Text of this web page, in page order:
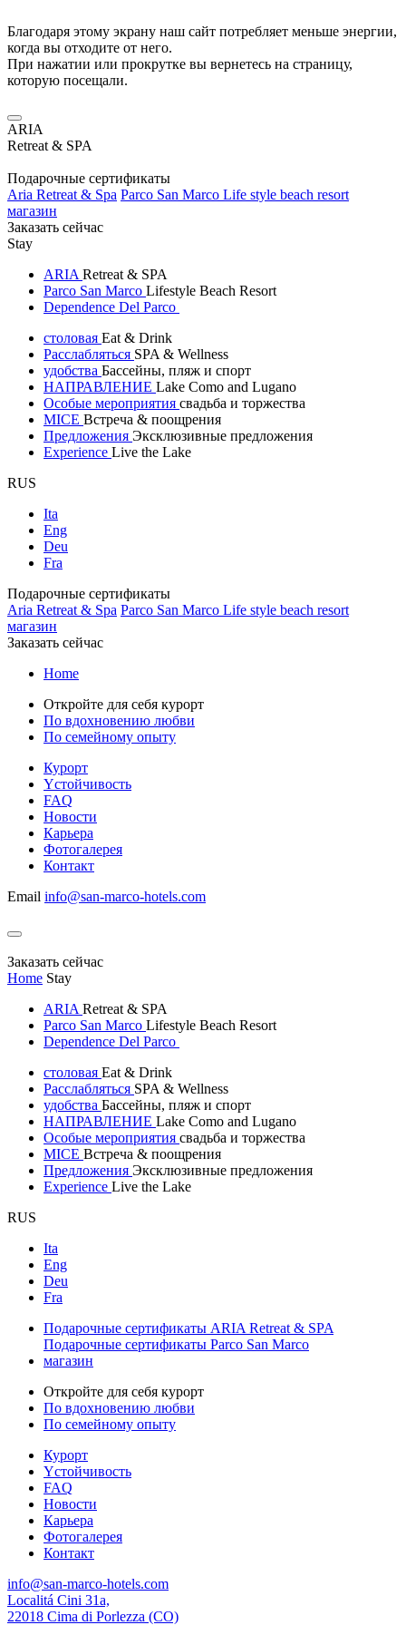
Благодаря этому экрану наш сайт потребляет меньше энергии,
когда вы отходите от него.
При нажатии или прокрутке вы вернетесь на страницу,
которую посещали.
ARIA
Retreat & SPA
Подарочные сертификаты
Aria Retreat & Spa Parco San Marco Life style beach resort
магазин
Заказать сейчас
Stay
ARIA Retreat & SPA
Parco San Marco Lifestyle Beach Resort
Dependence Del Parco
столовая Eat & Drink
Расслабляться SPA & Wellness
удобства Бассейны, пляж и спорт
НАПРАВЛЕНИЕ Lake Como and Lugano
Особые мероприятия свадьба и торжества
MICE Встреча & поощрения
Предложения Эксклюзивные предложения
Experience Live the Lake
RUS
Ita
Eng
Deu
Fra
Подарочные сертификаты
Aria Retreat & Spa Parco San Marco Life style beach resort
магазин
Заказать сейчас
Home
Откройте для себя курорт
По вдохновению любви
По семейному опыту
Курорт
Yстойчивость
FAQ
Новости
Карьера
Фотогалерея
Контакт
Email info@san-marco-hotels.com
Заказать сейчас
Home Stay
ARIA Retreat & SPA
Parco San Marco Lifestyle Beach Resort
Dependence Del Parco
столовая Eat & Drink
Расслабляться SPA & Wellness
удобства Бассейны, пляж и спорт
НАПРАВЛЕНИЕ Lake Como and Lugano
Особые мероприятия свадьба и торжества
MICE Встреча & поощрения
Предложения Эксклюзивные предложения
Experience Live the Lake
RUS
Ita
Eng
Deu
Fra
Подарочные сертификаты ARIA Retreat & SPA
Подарочные сертификаты Parco San Marco
магазин
Откройте для себя курорт
По вдохновению любви
По семейному опыту
Курорт
Yстойчивость
FAQ
Новости
Карьера
Фотогалерея
Контакт
info@san-marco-hotels.com
Localitá Cini 31a,
22018 Cima di Porlezza (CO)